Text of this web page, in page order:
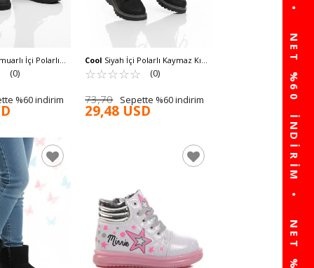
İçi Polarlı
Çocuk Bot
(0)
%60 indirim
Cool Siyah İçi Polarlı Kaymaz Kız
Çocuk Bot Lina F
☆☆☆☆☆
★★★★★ (0)
73,70 Sepette %60 indirim
29,48 USD